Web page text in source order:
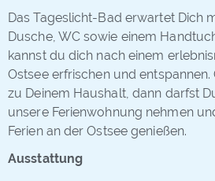
Das Tageslicht-Bad erwartet Dich
Dusche, WC sowie einem
kannst du dich nach einem
Ostsee erfrischen und
zu Deinem Haushalt, dann darfst
unsere Ferienwohnung nehmen
Ferien an der Ostsee genießen.
Ausstattung